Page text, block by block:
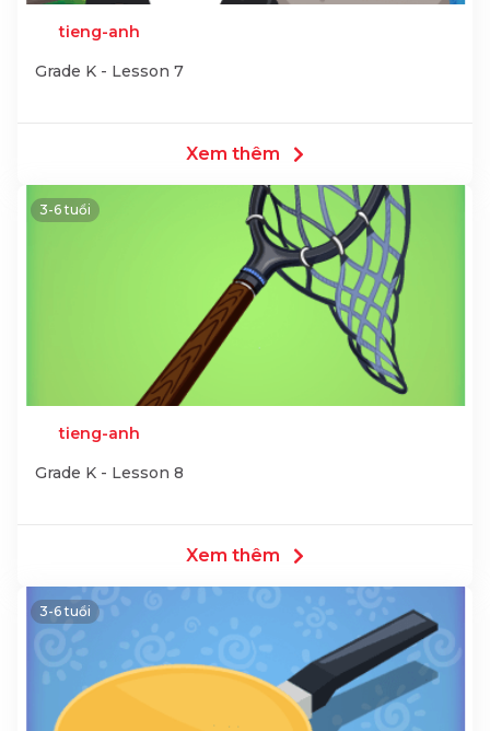
tieng-anh
Grade K - Lesson 7
Xem thêm
3-6 tuổi
tieng-anh
Grade K - Lesson 8
Xem thêm
3-6 tuổi